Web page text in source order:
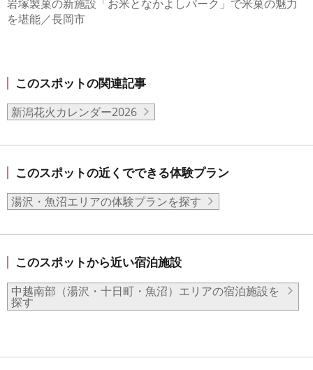
岩塚製菓の新施設「お米となかよしパーク」で米菓の魅力
を堪能／長岡市
このスポットの関連記事
新潟花火カレンダー2026
このスポットの近くでできる体験プラン
湯沢・魚沼エリアの体験プランを探す
このスポットから近い宿泊施設
中越南部（湯沢・十日町・魚沼）エリアの宿泊施設を
探す